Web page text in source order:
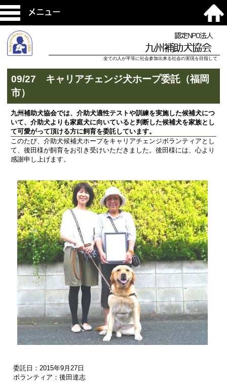
メニュー
認定NPO法人
九州補助犬協会
全ての人が平等に社会参加出来る社会の実現を目指して
09/27 キャリアチェンジ犬ホープ委託（福岡
市）
九州補助犬協会では、介助犬適性テストや訓練を実施した候補犬につ
いて、介助犬よりも家庭犬に向いていると判断した候補犬を家族とし
て可愛がって頂ける方に飼育を委託しています。
このたび、介助犬候補犬ホープをキャリアチェンジボランティアとし
て、後田様が飼育をお引き受けいただきました。後田様には、心より
感謝申し上げます。
委託日：2015年9月27日
ボランティア：後田達志